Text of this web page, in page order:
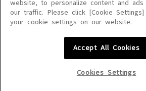
もっと見る
DAMの新曲・ランキングな
楽曲及びコンテンツは、機種によりご利用いただけない
楽曲及びコンテンツの配信日、配信内容が変更になる場
website, to personalize content and ads
our traffic. Please click [Cookie
your cookie settings on our website.
Accept All Cookies
Cookies Settings